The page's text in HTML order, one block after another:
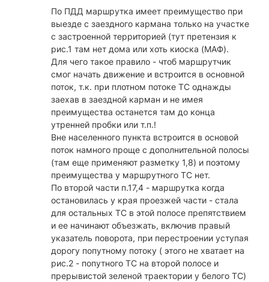
По ПДД маршрутка имеет преимущество при
выезде с заездного кармана только на участке
с застроенной территорией (тут претензия к
рис.1 там нет дома или хоть киоска (МАФ).
Для чего такое правило - чтоб маршрутчик
смог начать движение и встроится в основной
поток, т.к. при плотном потоке ТС однажды
заехав в заездной карман и не имея
преимущества останется там до конца
утренней пробки или т.п.!
Вне населенного пункта встроится в основой
поток намного проще с дополнительной полосы
(там еще применяют разметку 1,8) и поэтому
преимущества у маршрутного ТС нет.
По второй части п.17,4 - маршрутка когда
остановилась у края проезжей части - стала
для остальных ТС в этой полосе препятствием
и ее начинают объезжать, включив правый
указатель поворота, при перестроении уступая
дорогу попутному потоку ( этого не хватает на
рис.2 - попутного ТС на второй полосе и
прерывистой зеленой траектории у белого ТС)